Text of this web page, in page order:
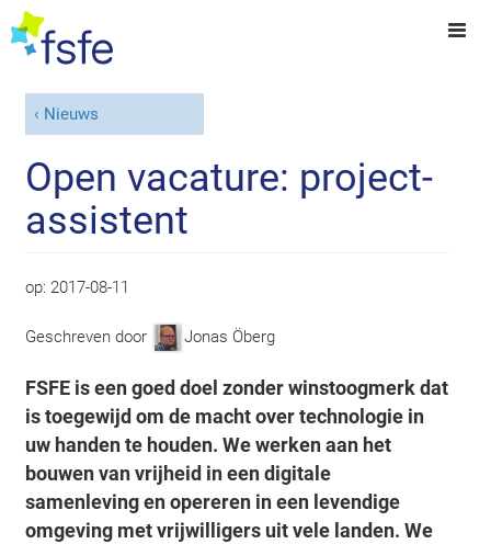
Nieuws
Open vacature: project-
assistent
op: 2017-08-11
Geschreven door Jonas Öberg
FSFE is een goed doel zonder winstoogmerk dat
is toegewijd om de macht over technologie in
uw handen te houden. We werken aan het
bouwen van vrijheid in een digitale
samenleving en opereren in een levendige
omgeving met vrijwilligers uit vele landen. We